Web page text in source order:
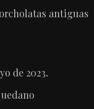
antiguas
de 2023.